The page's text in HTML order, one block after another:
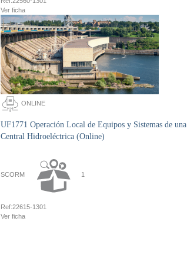
Ver ficha
ONLINE
UF1771 Operación Local de Equipos y Sistemas de una
Central Hidroeléctrica (Online)
SCORM 1
Ref:22615-1301
Ver ficha